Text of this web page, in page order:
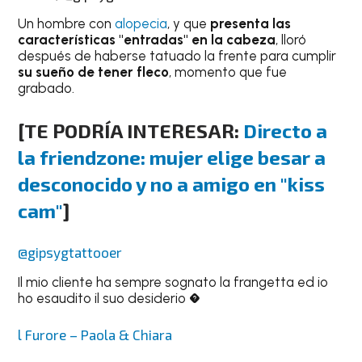
Un hombre conalopecia, y que presenta las
características "entradas" en la cabeza, lloró
después de haberse tatuado la frente para cumplir
su sueño de tener fleco, momento que fue
grabado.
[TE PODRÍA INTERESAR: Directo a
la friendzone: mujer elige besar a
desconocido y no a amigo en "kiss
cam"]
@gipsygtattooer
Il mio cliente ha sempre sognato la frangetta ed io
ho esaudito il suo desiderio �
l Furore – Paola & Chiara